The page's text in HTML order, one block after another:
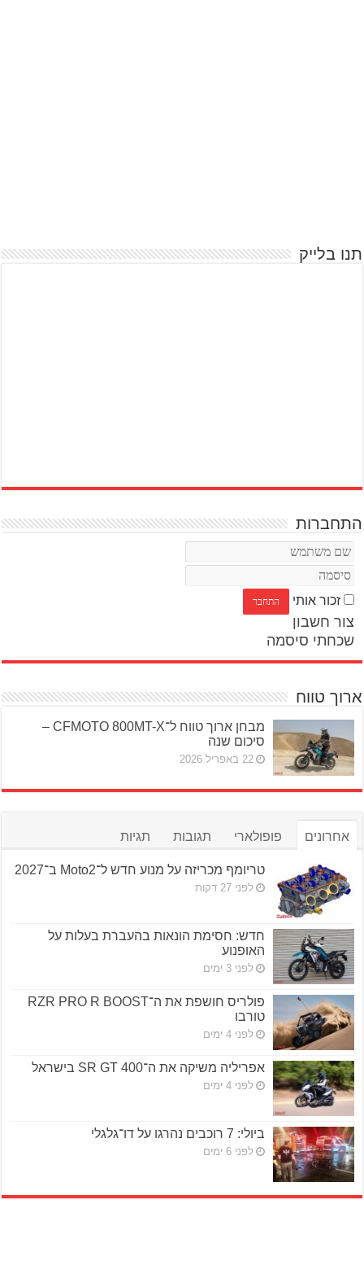
תנו בלייק
התחברות
זכור אותי
צור חשבון
שכחתי סיסמה
ארוך טווח
מבחן ארוך טווח ל־CFMOTO 800MT-X –
סיכום שנה
22 באפריל 2026
אחרונים פופולארי תגובות תגיות
טריומף מכריזה על מנוע חדש ל־Moto2 ב־2027
לפני 27 דקות
חדש: חסימת הונאות בהעברת בעלות על
האופנוע
לפני 3 ימים
פולריס חושפת את ה־RZR PRO R BOOST
טורבו
לפני 4 ימים
אפריליה משיקה את ה־SR GT 400 בישראל
לפני 4 ימים
ביולי: 7 רוכבים נהרגו על דו־גלגלי
לפני 6 ימים